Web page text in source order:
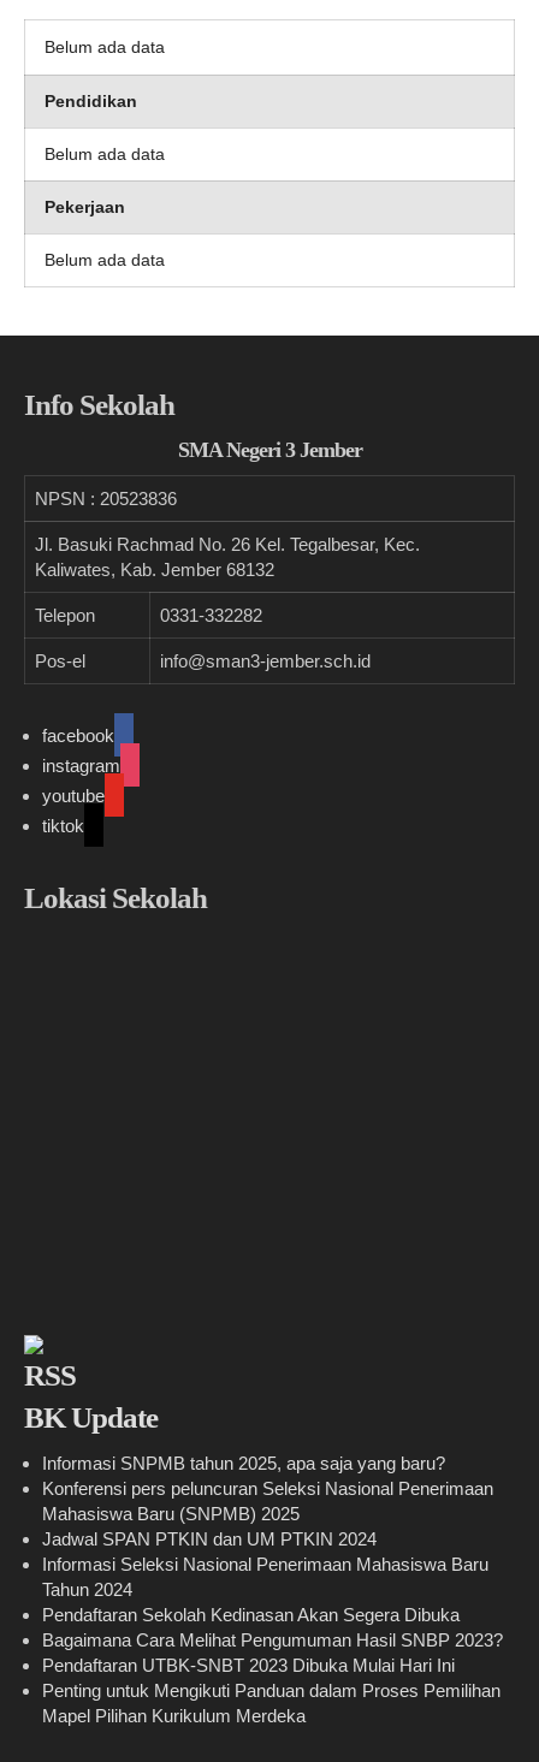
Belum ada data
Pendidikan
Belum ada data
Pekerjaan
Belum ada data
Info Sekolah
SMA Negeri 3 Jember
NPSN : 20523836
Jl. Basuki Rachmad No. 26 Kel. Tegalbesar, Kec.
Kaliwates, Kab. Jember 68132
Telepon 0331-332282
Pos-el info@sman3-jember.sch.id
facebook
instagram
youtube
tiktok
Lokasi Sekolah
BK Update
Informasi SNPMB tahun 2025, apa saja yang baru?
Konferensi pers peluncuran Seleksi Nasional Penerimaan
Mahasiswa Baru (SNPMB) 2025
Jadwal SPAN PTKIN dan UM PTKIN 2024
Informasi Seleksi Nasional Penerimaan Mahasiswa Baru
Tahun 2024
Pendaftaran Sekolah Kedinasan Akan Segera Dibuka
Bagaimana Cara Melihat Pengumuman Hasil SNBP 2023?
Pendaftaran UTBK-SNBT 2023 Dibuka Mulai Hari Ini
Penting untuk Mengikuti Panduan dalam Proses Pemilihan
Mapel Pilihan Kurikulum Merdeka